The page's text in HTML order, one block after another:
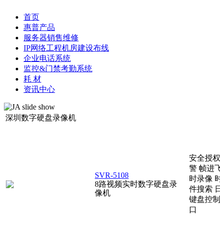
首页
惠普产品
服务器销售维修
IP网络工程机房建设布线
企业电话系统
监控&门禁考勤系统
耗 材
资讯中心
深圳数字硬盘录像机
SVR-5108
8路视频实时数字硬盘录
像机
安全授权
警 帧进
时录像
件搜索
键盘控制
口